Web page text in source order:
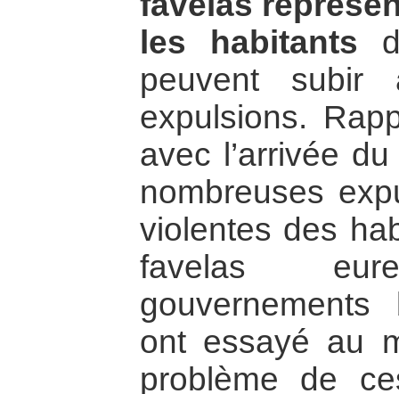
les habitants
peuvent
expulsions.
avec l’arrivée
nombreuses
violentes des
favelas
gouvernements
ont essayé au
problème de